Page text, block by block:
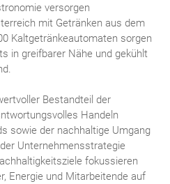
versorgen
mit Getränken aus dem
Kaltgetränkeautomaten sorgen
in greifbarer Nähe und gekühlt
Bestandteil der
Handeln
sowie der nachhaltige Umgang
Unternehmensstrategie
fokussieren
Energie und Mitarbeitende auf